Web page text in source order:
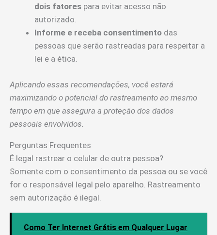
dois fatores para evitar acesso não
autorizado.
Informe e receba consentimento das
pessoas que serão rastreadas para respeitar a
lei e a ética.
Aplicando essas recomendações, você estará
maximizando o potencial do rastreamento ao mesmo
tempo em que assegura a proteção dos dados
pessoais envolvidos.
Perguntas Frequentes
É legal rastrear o celular de outra pessoa?
Somente com o consentimento da pessoa ou se você
for o responsável legal pelo aparelho. Rastreamento
sem autorização é ilegal.
Como Ter Internet Grátis em Qualquer Lugar